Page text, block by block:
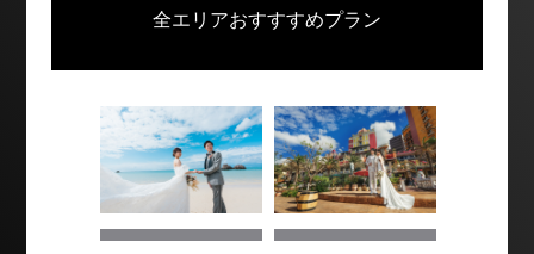
全エリアおすすすめプラン